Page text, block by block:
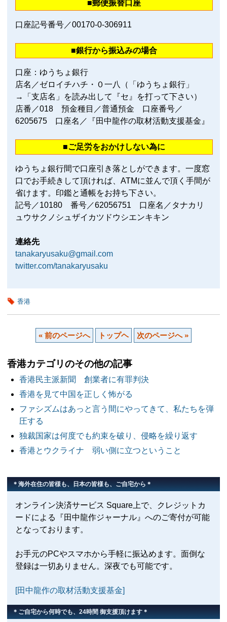
■郵便振替口座
口座記号番号／00170‐0‐306911
■銀行から振込みの場合
口座：ゆうちょ銀行
店名／ゼロイチハチ・０一八（「ゆうちょ銀行」
→「支店名」を読み出して『セ』を打って下さい）
店番／018 預金種目／普通預金 口座番号／
6205675 口座名／『田中龍作の取材活動支援基金』
■ご足労をおかけしない為に
ゆうちょ銀行間で口座引き落としができます。一度窓
口でお手続きして頂ければ、ATMに並んで頂く手間が
省けます。印鑑と通帳をお持ち下さい。
記号／10180 番号／62056751 口座名／タナカリ
ュウサクノシュザイカツドウシエンキキン
連絡先
tanakaryusaku@gmail.com
twitter.com/tanakaryusaku
香港
« 前のページへ トップヘ 次のページへ »
香港カテゴリのその他の記事
香港民主派新聞 創業者に有罪判決
香港を見て中国を正しく怖がる
ファシズムはあっと言う間にやってきて、私たちを弾
圧する
独裁国家は何度でも約束を破り、侵略を繰り返す
香港とウクライナ 弱い側に立つということ
＊海外在住の皆様も、日本の皆様も、ご自宅から＊
オンライン決済サービス Square上で、クレジットカ
ードによる『田中龍作ジャーナル』へのご寄付が可能
となっております。
お手元のPCやスマホから手軽に振込めます。面倒な
登録は一切ありません。深夜でも可能です。
[田中龍作の取材活動支援基金]
＊ご自宅から何時でも、24時間 御支援頂けます＊